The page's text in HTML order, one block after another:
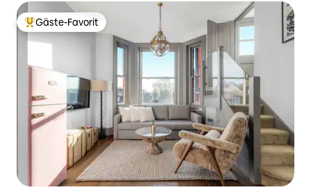
Beliebter Gäste-Favorit.
Gäste-Favorit